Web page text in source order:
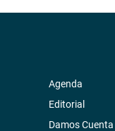
Agenda
Editorial
Damos Cuenta